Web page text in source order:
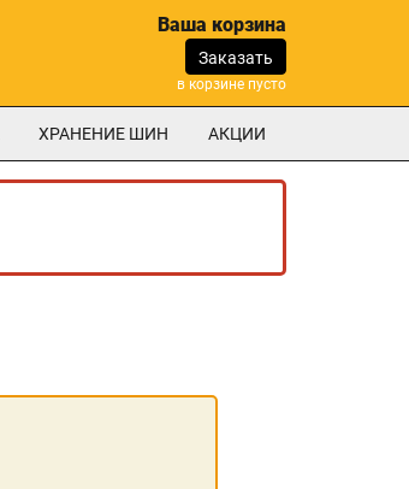
Ваша корзина
Заказать
в корзине пусто
ХРАНЕНИЕ ШИН АКЦИИ